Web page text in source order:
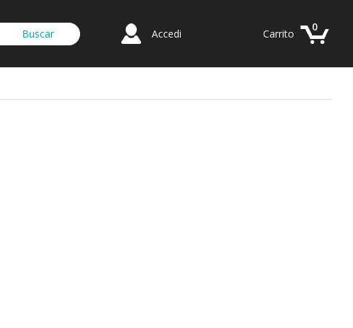
Accedi
0
Carrito